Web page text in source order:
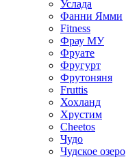
Услада
Фанни Ямми
Fitness
Фрау МУ
Фруате
Фругурт
Фрутоняня
Fruttis
Хохланд
Хрустим
Cheetos
Чудо
Чудское озеро